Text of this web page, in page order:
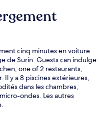
cinq minutes en voiture
de Surin. Guests can indulge
one of 2 restaurants,
Il y a 8 piscines extérieures,
dans les chambres,
ondes. Les autres